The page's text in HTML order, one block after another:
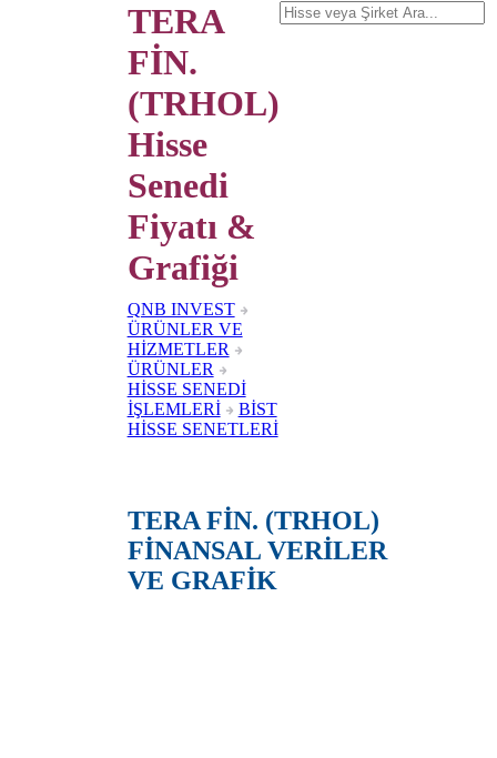
TERA
FİN.
(TRHOL)
Hisse
Senedi
Fiyatı &
Grafiği
QNB INVEST
ÜRÜNLER VE
HİZMETLER
ÜRÜNLER
HİSSE SENEDİ
İŞLEMLERİ
BİST
HİSSE SENETLERİ
TERA FİN. (TRHOL)
FİNANSAL VERİLER
VE GRAFİK